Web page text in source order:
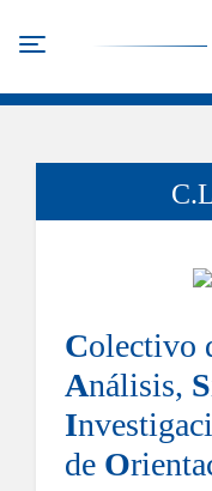
content
Colectivo
Análisis, S
I
de O